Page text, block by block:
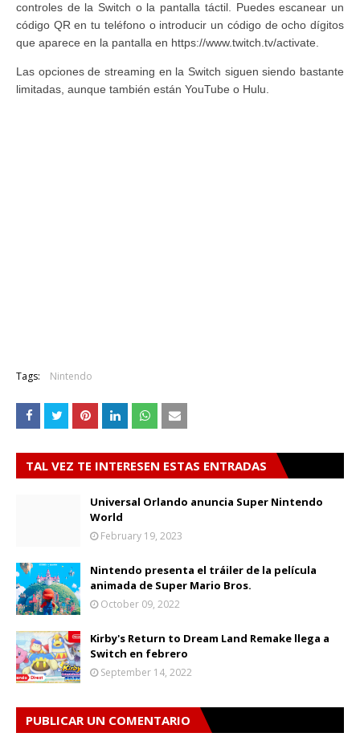
controles de la Switch o la pantalla táctil. Puedes escanear un
código QR en tu teléfono o introducir un código de ocho dígitos
que aparece en la pantalla en https://www.twitch.tv/activate.
Las opciones de streaming en la Switch siguen siendo bastante
limitadas, aunque también están YouTube o Hulu.
Tags: Nintendo
TAL VEZ TE INTERESEN ESTAS ENTRADAS
Universal Orlando anuncia Super Nintendo
World
February 19, 2023
Nintendo presenta el tráiler de la película
animada de Super Mario Bros.
October 09, 2022
Kirby's Return to Dream Land Remake llega a
Switch en febrero
September 14, 2022
PUBLICAR UN COMENTARIO